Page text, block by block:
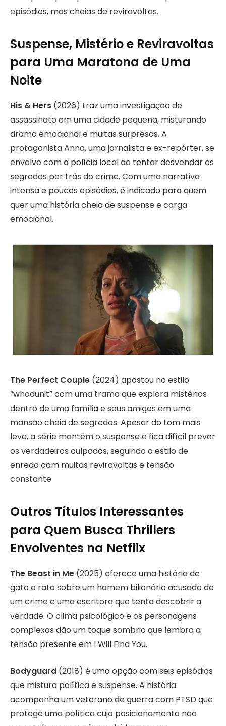
episódios, mas cheias de reviravoltas.
Suspense, Mistério e Reviravoltas
para Uma Maratona de Uma
Noite
His & Hers (2026) traz uma investigação de
assassinato em uma cidade pequena, misturando
drama emocional e muitas surpresas. A
protagonista Anna, uma jornalista e ex-repórter, se
envolve com a polícia local ao tentar desvendar os
segredos por trás do crime. Com uma narrativa
intensa e poucos episódios, é indicado para quem
quer uma história cheia de suspense e carga
emocional.
The Perfect Couple (2024) apostou no estilo
“whodunit” com uma trama que explora mistérios
dentro de uma família e seus amigos em uma
mansão cheia de segredos. Apesar do tom mais
leve, a série mantém o suspense e fica difícil prever
os verdadeiros culpados, seguindo o estilo de
enredo com muitas reviravoltas e tensão
constante.
Outros Títulos Interessantes
para Quem Busca Thrillers
Envolventes na Netflix
The Beast in Me (2025) oferece uma história de
gato e rato sobre um homem bilionário acusado de
um crime e uma escritora que tenta descobrir a
verdade. O clima psicológico e os personagens
complexos dão um toque sombrio que lembra a
tensão presente em I Will Find You.
Bodyguard (2018) é uma opção com seis episódios
que mistura política e suspense. A história
acompanha um veterano de guerra com PTSD que
protege uma política cujo posicionamento não